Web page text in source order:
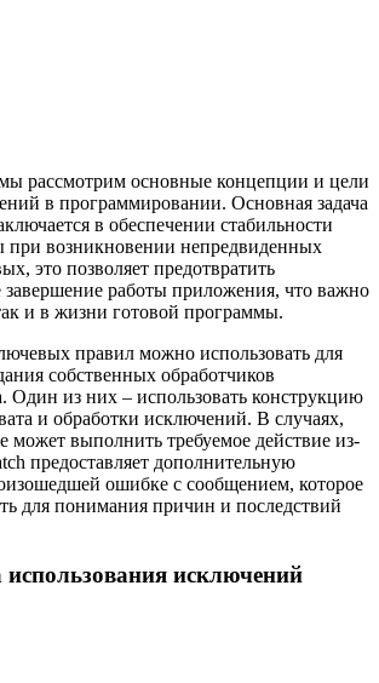
рассмотрим основные концепции и цели
в программировании. Основная задача
в обеспечении стабильности
при возникновении непредвиденных
это позволяет предотвратить
завершение работы приложения, что важно
и в жизни готовой программы.
правил можно использовать для
собственных обработчиков
Один из них – использовать конструкцию
и обработки исключений. В случаях,
может выполнить требуемое действие из-
предоставляет дополнительную
ошибке с сообщением, которое
для понимания причин и последствий
исключений